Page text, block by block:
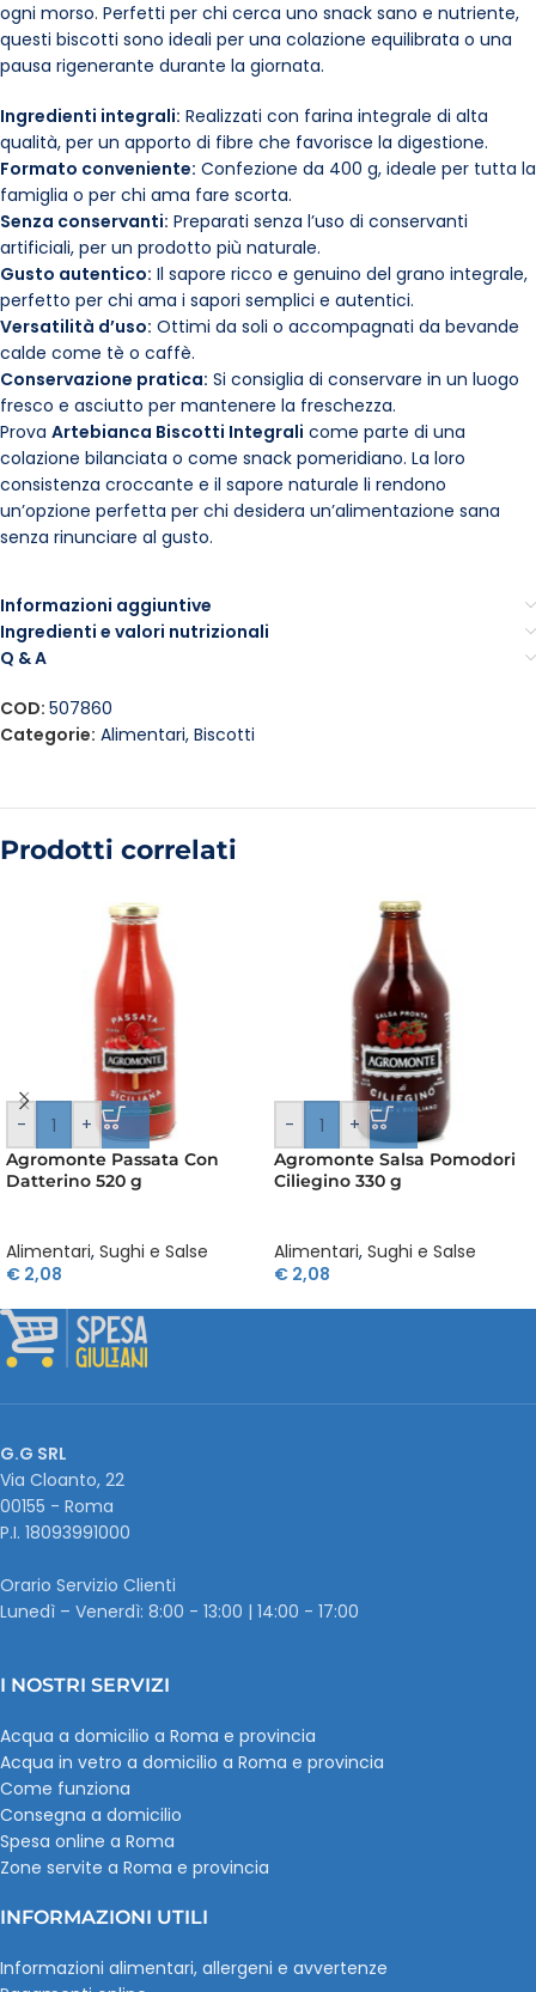
ogni morso. Perfetti per chi cerca uno snack sano e nutriente,
questi biscotti sono ideali per una colazione equilibrata o una
pausa rigenerante durante la giornata.
Ingredienti integrali: Realizzati con farina integrale di alta
qualità, per un apporto di fibre che favorisce la digestione.
Formato conveniente: Confezione da 400 g, ideale per tutta la
famiglia o per chi ama fare scorta.
Senza conservanti: Preparati senza l’uso di conservanti
artificiali, per un prodotto più naturale.
Gusto autentico: Il sapore ricco e genuino del grano integrale,
perfetto per chi ama i sapori semplici e autentici.
Versatilità d’uso: Ottimi da soli o accompagnati da bevande
calde come tè o caffè.
Conservazione pratica: Si consiglia di conservare in un luogo
fresco e asciutto per mantenere la freschezza.
Prova Artebianca Biscotti Integrali come parte di una
colazione bilanciata o come snack pomeridiano. La loro
consistenza croccante e il sapore naturale li rendono
un’opzione perfetta per chi desidera un’alimentazione sana
senza rinunciare al gusto.
Informazioni aggiuntive
Ingredienti e valori nutrizionali
Q & A
COD: 507860
Categorie: Alimentari, Biscotti
Prodotti correlati
- +
Agromonte Passata Con
Datterino 520 g
Alimentari, Sughi e Salse
€ 2,08
- +
Agromonte Salsa Pomodori
Ciliegino 330 g
Alimentari, Sughi e Salse
€ 2,08
G.G SRL
Via Cloanto, 22
00155 - Roma
P.I. ‭18093991000
Orario Servizio Clienti
Lunedì – Venerdì: 8:00 - 13:00 | 14:00 - 17:00
I NOSTRI SERVIZI
Acqua a domicilio a Roma e provincia
Acqua in vetro a domicilio a Roma e provincia
Come funziona
Consegna a domicilio
Spesa online a Roma
Zone servite a Roma e provincia
INFORMAZIONI UTILI
Informazioni alimentari, allergeni e avvertenze